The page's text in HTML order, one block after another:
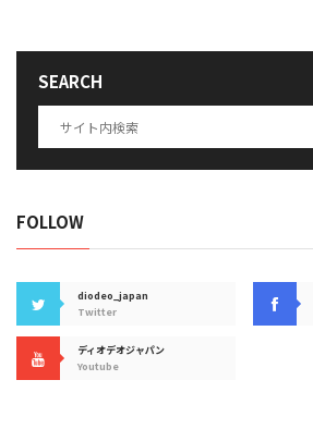
SEARCH
FOLLOW
diodeo_japan
Twitter
ディオデオジャパン
Youtube